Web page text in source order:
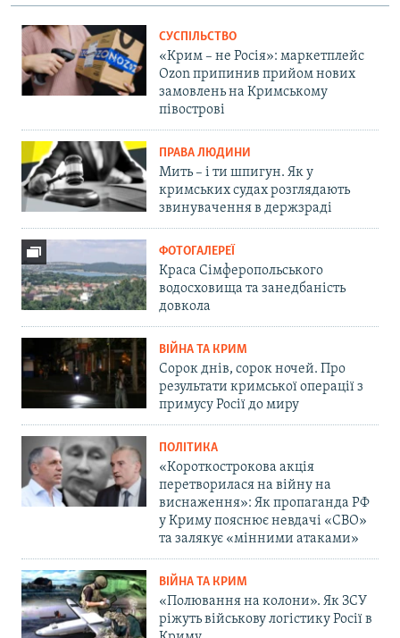
СУСПІЛЬСТВО
«Крим – не Росія»: маркетплейс
Ozon припинив прийом нових
замовлень на Кримському
півострові
ПРАВА ЛЮДИНИ
Мить – і ти шпигун. Як у
кримських судах розглядають
звинувачення в держзраді
ФОТОГАЛЕРЕЇ
Краса Сімферопольського
водосховища та занедбаність
довкола
ВІЙНА ТА КРИМ
Сорок днів, сорок ночей. Про
результати кримської операції з
примусу Росії до миру
ПОЛІТИКА
«Короткострокова акція
перетворилася на війну на
виснаження»: Як пропаганда РФ
у Криму пояснює невдачі «СВО»
та залякує «мінними атаками»
ВІЙНА ТА КРИМ
«Полювання на колони». Як ЗСУ
ріжуть військову логістику Росії в